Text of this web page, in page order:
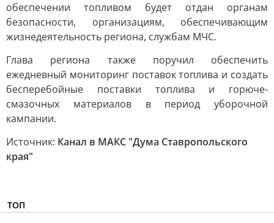
обеспечении топливом будет отдан органам
безопасности, организациям, обеспечивающим
жизнедеятельность региона, службам МЧС.
Глава региона также поручил обеспечить
ежедневный мониторинг поставок топлива и создать
бесперебойные поставки топлива и горюче-
смазочных материалов в период уборочной
кампании.
Источник: Канал в МАКС "Дума Ставропольского
края"
ТОП